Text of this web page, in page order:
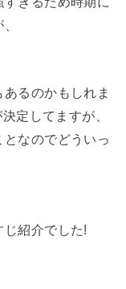
るのかもしれま
定してますが、
となのでどういっ
じ紹介でした!